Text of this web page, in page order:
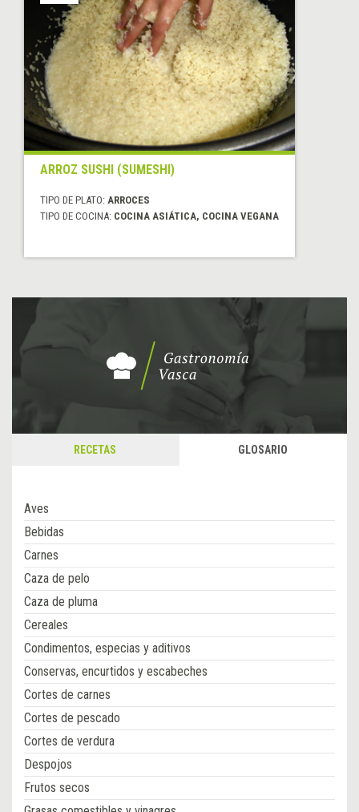
ARROZ SUSHI (SUMESHI)
TIPO DE PLATO: ARROCES
TIPO DE COCINA: COCINA ASIÁTICA, COCINA VEGANA
RECETAS GLOSARIO
Aves
Bebidas
Carnes
Caza de pelo
Caza de pluma
Cereales
Condimentos, especias y aditivos
Conservas, encurtidos y escabeches
Cortes de carnes
Cortes de pescado
Cortes de verdura
Despojos
Frutos secos